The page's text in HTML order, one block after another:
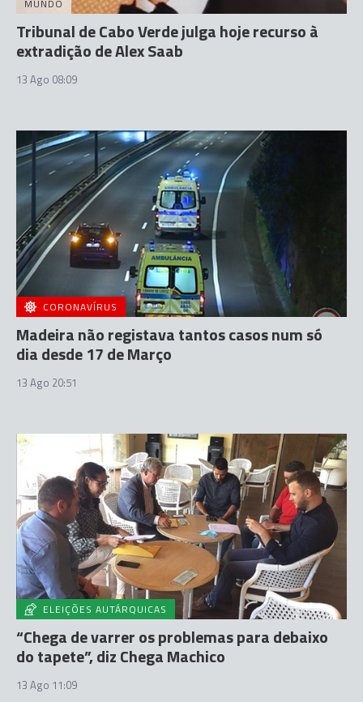
MUNDO
Tribunal de Cabo Verde julga hoje recurso à
extradição de Alex Saab
13 Ago 08:09
CORONAVÍRUS
Madeira não registava tantos casos num só
dia desde 17 de Março
13 Ago 20:51
ELEIÇÕES AUTÁRQUICAS
“Chega de varrer os problemas para debaixo
do tapete”, diz Chega Machico
13 Ago 11:09